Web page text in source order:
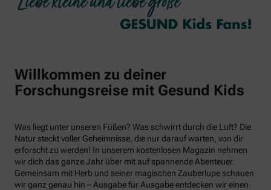
Willkommen zu deiner
Forschungsreise mit Gesund Kids
Was liegt unter unseren Füßen? Was schwirrt durch die Luft? Die
Natur steckt voller Geheimnisse, die nur darauf warten, von dir
erforscht zu werden! In unserem kostenlosen Magazin nehmen
wir dich das ganze Jahr über mit auf spannende Abenteuer.
Gemeinsam mit Herb und seiner magischen Zauberlupe schauen
wir ganz genau hin – Ausgabe für Ausgabe entdecken wir einen